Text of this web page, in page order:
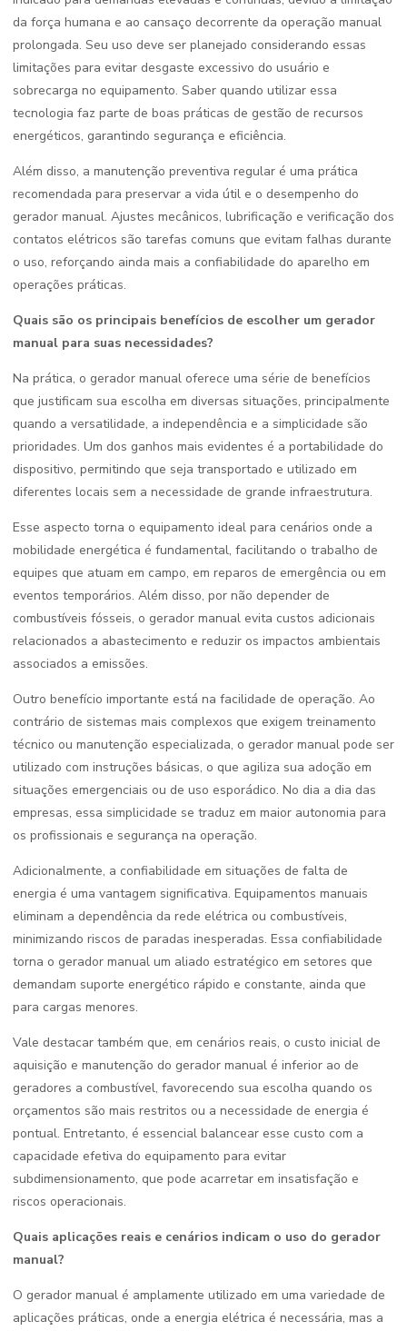
da força humana e ao cansaço decorrente da operação manual
prolongada. Seu uso deve ser planejado considerando essas
limitações para evitar desgaste excessivo do usuário e
sobrecarga no equipamento. Saber quando utilizar essa
tecnologia faz parte de boas práticas de gestão de recursos
energéticos, garantindo segurança e eficiência.
Além disso, a manutenção preventiva regular é uma prática
recomendada para preservar a vida útil e o desempenho do
gerador manual. Ajustes mecânicos, lubrificação e verificação dos
contatos elétricos são tarefas comuns que evitam falhas durante
o uso, reforçando ainda mais a confiabilidade do aparelho em
operações práticas.
Quais são os principais benefícios de escolher um gerador
manual para suas necessidades?
Na prática, o gerador manual oferece uma série de benefícios
que justificam sua escolha em diversas situações, principalmente
quando a versatilidade, a independência e a simplicidade são
prioridades. Um dos ganhos mais evidentes é a portabilidade do
dispositivo, permitindo que seja transportado e utilizado em
diferentes locais sem a necessidade de grande infraestrutura.
Esse aspecto torna o equipamento ideal para cenários onde a
mobilidade energética é fundamental, facilitando o trabalho de
equipes que atuam em campo, em reparos de emergência ou em
eventos temporários. Além disso, por não depender de
combustíveis fósseis, o gerador manual evita custos adicionais
relacionados a abastecimento e reduzir os impactos ambientais
associados a emissões.
Outro benefício importante está na facilidade de operação. Ao
contrário de sistemas mais complexos que exigem treinamento
técnico ou manutenção especializada, o gerador manual pode ser
utilizado com instruções básicas, o que agiliza sua adoção em
situações emergenciais ou de uso esporádico. No dia a dia das
empresas, essa simplicidade se traduz em maior autonomia para
os profissionais e segurança na operação.
Adicionalmente, a confiabilidade em situações de falta de
energia é uma vantagem significativa. Equipamentos manuais
eliminam a dependência da rede elétrica ou combustíveis,
minimizando riscos de paradas inesperadas. Essa confiabilidade
torna o gerador manual um aliado estratégico em setores que
demandam suporte energético rápido e constante, ainda que
para cargas menores.
Vale destacar também que, em cenários reais, o custo inicial de
aquisição e manutenção do gerador manual é inferior ao de
geradores a combustível, favorecendo sua escolha quando os
orçamentos são mais restritos ou a necessidade de energia é
pontual. Entretanto, é essencial balancear esse custo com a
capacidade efetiva do equipamento para evitar
subdimensionamento, que pode acarretar em insatisfação e
riscos operacionais.
Quais aplicações reais e cenários indicam o uso do gerador
manual?
O gerador manual é amplamente utilizado em uma variedade de
aplicações práticas, onde a energia elétrica é necessária, mas a